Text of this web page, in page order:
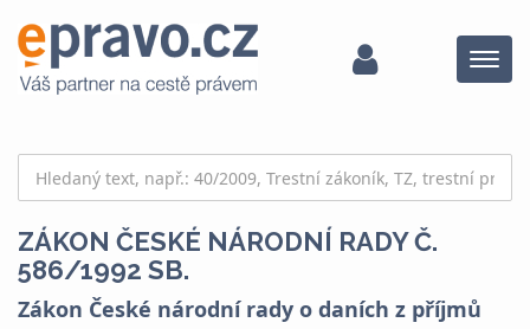
Menu
ZÁKON ČESKÉ NÁRODNÍ RADY Č.
586/1992 SB.
Zákon České národní rady o daních z příjmů